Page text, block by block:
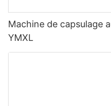
Machine de capsulage
YMXL